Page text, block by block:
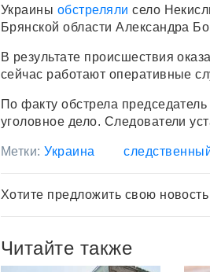
Украины обстреляли село
Брянской области Александра
В результате происшествия
сейчас работают оперативные
По факту обстрела
уголовное дело. Следователи
Метки:Украина
Хотите предложить свою
Читайте также